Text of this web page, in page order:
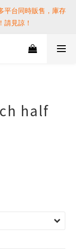
平台同時販售，庫存
請見諒！
平台同時販售，庫存
請見諒！
取貨才是乖寶寶呦~
台同時販售，庫存
見諒！
half